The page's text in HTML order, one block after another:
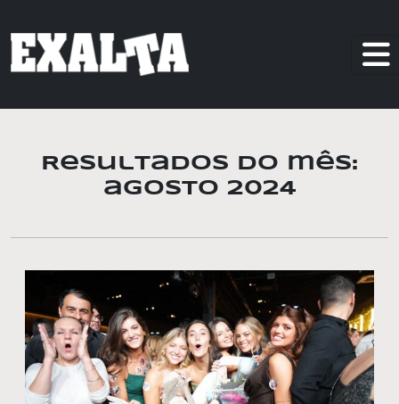
Resultados do mês:
agosto 2024